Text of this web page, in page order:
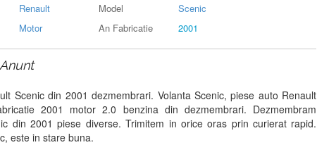
Renault Model
Scenic
Motor An Fabricatie 2001
Scenic din 2001 dezmembrari. Volanta Scenic, piese auto Renault
2001 motor 2.0 benzina din dezmembrari. Dezmembram
din 2001 piese diverse. Trimitem in orice oras prin curierat rapid.
este in stare buna.